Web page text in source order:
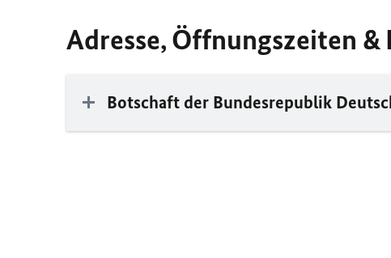
Adresse, Öffnungszeiten &
Botschaft der Bundesrepublik